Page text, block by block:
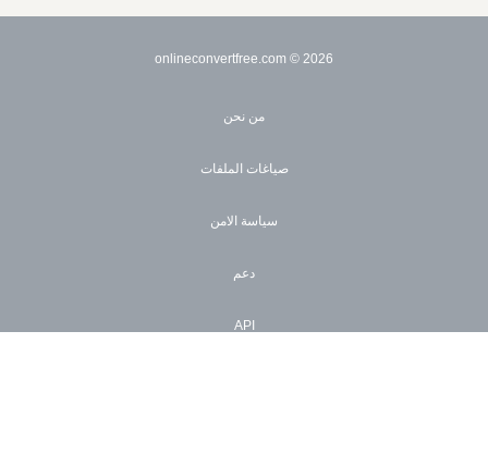
2026
© onlineconvertfree.com
من نحن
صياغات الملفات
سياسة الامن
دعم
API